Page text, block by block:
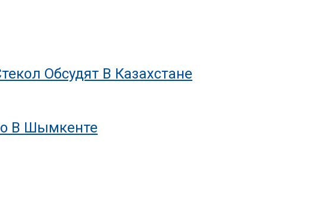
Обсудят В Казахстане
В Шымкенте